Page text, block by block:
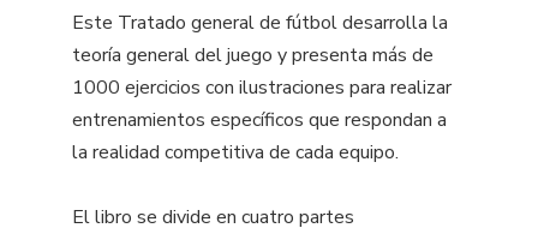
Este Tratado general de fútbol desarrolla la
teoría general del juego y presenta más de
1000 ejercicios con ilustraciones para realizar
entrenamientos específicos que respondan a
la realidad competitiva de cada equipo.
El libro se divide en cuatro partes